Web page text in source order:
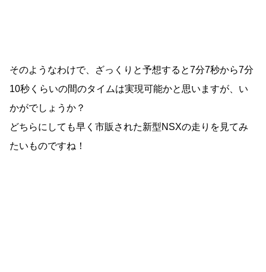
そのようなわけで、ざっくりと予想すると7分7秒から7分
10秒くらいの間のタイムは実現可能かと思いますが、い
かがでしょうか？
どちらにしても早く市販された新型NSXの走りを見てみ
たいものですね！